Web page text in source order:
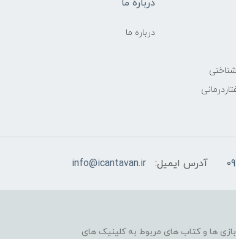
درباره ما
درباره ما
آدرس ایمیل: info@icantavan.ir
ها و کتاب های مربوط به کلینیک های